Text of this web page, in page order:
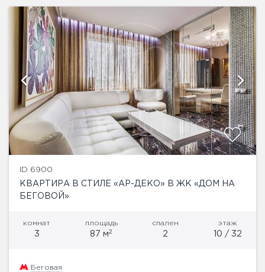
ID 6900
КВАРТИРА В СТИЛЕ «АР-ДЕКО» В ЖК «ДОМ НА
БЕГОВОЙ»
комнат
3
площадь
87 м2
спален
2
этаж
10 / 32
Беговая